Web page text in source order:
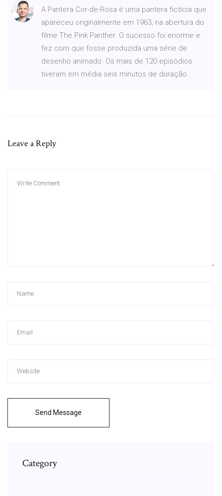
A Pantera Cor-de-Rosa é uma pantera fictícia que
apareceu originalmente em 1963, na abertura do
filme The Pink Panther. O sucesso foi enorme e
fez com que fosse produzida uma série de
desenho animado. Os mais de 120 episódios
tiveram em média seis minutos de duração.
Leave a Reply
Send Message
Category